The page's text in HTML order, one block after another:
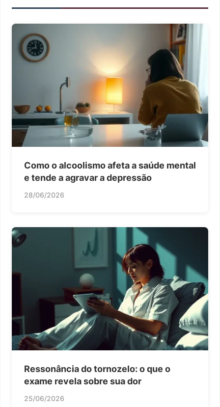
Como o alcoolismo afeta a saúde mental
e tende a agravar a depressão
28/06/2026
Ressonância do tornozelo: o que o
exame revela sobre sua dor
25/06/2026